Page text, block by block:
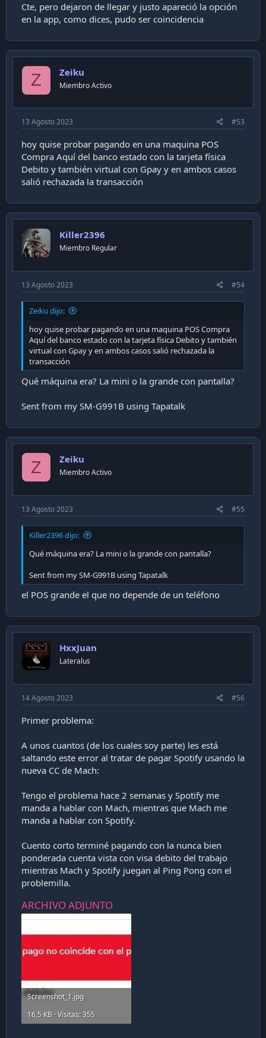
Cte, pero dejaron de llegar y justo apareció la opción
en la app, como dices, pudo ser coincidencia
Z Zeiku
Miembro Activo
13 Agosto 2023 #53
hoy quise probar pagando en una maquina POS
Compra Aquí del banco estado con la tarjeta física
Debito y también virtual con Gpay y en ambos casos
salió rechazada la transacción
Killer2396
Miembro Regular
13 Agosto 2023 #54
Zeiku dijo:
hoy quise probar pagando en una maquina POS Compra
Aquí del banco estado con la tarjeta física Debito y también
virtual con Gpay y en ambos casos salió rechazada la
transacción
Qué máquina era? La mini o la grande con pantalla?
Sent from my SM-G991B using Tapatalk
Z Zeiku
Miembro Activo
13 Agosto 2023 #55
Killer2396 dijo:
Qué máquina era? La mini o la grande con pantalla?
Sent from my SM-G991B using Tapatalk
el POS grande el que no depende de un teléfono
HxxJuan
Lateralus
14 Agosto 2023 #56
Primer problema:
A unos cuantos (de los cuales soy parte) les está
saltando este error al tratar de pagar Spotify usando la
nueva CC de Mach:
Tengo el problema hace 2 semanas y Spotify me
manda a hablar con Mach, mientras que Mach me
manda a hablar con Spotify.
Cuento corto terminé pagando con la nunca bien
ponderada cuenta vista con visa debito del trabajo
mientras Mach y Spotify juegan al Ping Pong con el
problemilla.
ARCHIVO ADJUNTO
Screenshot_1.jpg
16,5 KB · Visitas: 355